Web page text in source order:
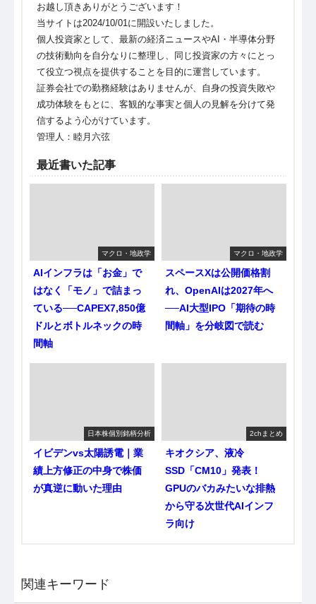
お越し頂きありがとうございます！
当サイトは2024/10/01に開設いたしました。
個人投資家として、最新の経済ニュースやAI・半導体分野
の技術動向を自分なりに整理し、同じ投資家の方々にとっ
て役立つ視点を提供することを目的に運営しています。
証券会社での勤務経験はありませんが、自身の投資失敗や
成功体験をもとに、客観的な事実と個人の見解を分けて発
信するよう心がけています。
管理人：睦月六弦
最近書いた記事
マクロ・地政学
AIインフラは「お金」で
はなく「モノ」で詰まっ
ている──CAPEX7,850億
ドルとボトルネックの時
間軸
マクロ・地政学
スペースXは公開価格割
れ、OpenAIは2027年へ
──AI大型IPO「期待の時
間軸」を分岐図で読む
日本株個別銘柄分析
イビデンvs太陽誘電｜業
績上方修正の中身で株価
が真逆に動いた理由
2chまとめ
キオクシア、液冷
SSD「CM10」発表！
GPUのバカみたいな排熱
から守る次世代AIインフ
ラ向け
関連キーワード